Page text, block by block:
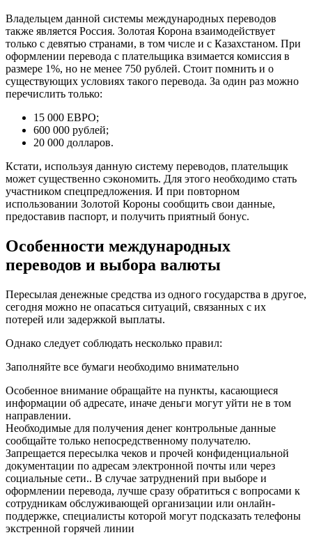
Владельцем данной системы международных переводов
также является Россия. Золотая Корона взаимодействует
только с девятью странами, в том числе и с Казахстаном. При
оформлении перевода с плательщика взимается комиссия в
размере 1%, но не менее 750 рублей. Стоит помнить и о
существующих условиях такого перевода. За один раз можно
перечислить только:
15 000 ЕВРО;
600 000 рублей;
20 000 долларов.
Кстати, используя данную систему переводов, плательщик
может существенно сэкономить. Для этого необходимо стать
участником спецпредложения. И при повторном
использовании Золотой Короны сообщить свои данные,
предоставив паспорт, и получить приятный бонус.
Особенности международных
переводов и выбора валюты
Пересылая денежные средства из одного государства в другое,
сегодня можно не опасаться ситуаций, связанных с их
потерей или задержкой выплаты.
Однако следует соблюдать несколько правил:
Заполняйте все бумаги необходимо внимательно
Особенное внимание обращайте на пункты, касающиеся
информации об адресате, иначе деньги могут уйти не в том
направлении.
Необходимые для получения денег контрольные данные
сообщайте только непосредственному получателю.
Запрещается пересылка чеков и прочей конфиденциальной
документации по адресам электронной почты или через
социальные сети.. В случае затруднений при выборе и
оформлении перевода, лучше сразу обратиться с вопросами к
сотрудникам обслуживающей организации или онлайн-
поддержке, специалисты которой могут подсказать телефоны
экстренной горячей линии